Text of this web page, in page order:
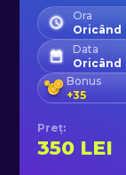
Ora
Oricând
Data
Oricând
Bonus
+35
Preț:
350 LEI